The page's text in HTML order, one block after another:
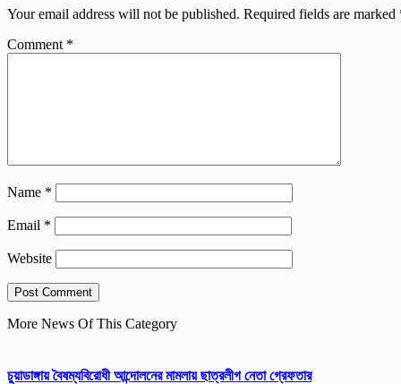
Your email address will not be published. Required fields are marked
Comment *
Name *
Email *
Website
More News Of This Category
চুয়াডাঙ্গায় বৈষম্যবিরোধী আন্দোলনের মামলায় ছাত্রলীগ নেতা গ্রেফতার